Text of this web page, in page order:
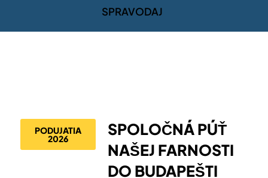
SPRAVODAJ
PODUJATIA
2026
SPOLOČNÁ PÚŤ
NAŠEJ FARNOSTI
DO BUDAPEŠTI